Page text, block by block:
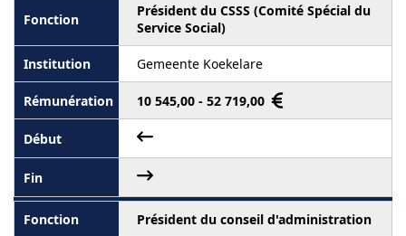
Président du CSSS (Comité Spécial du
Service Social)
Gemeente Koekelare
10 545,00 - 52 719,00
Président du conseil d'administration